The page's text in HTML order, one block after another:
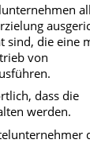
sind, die eine
von
dass die
werden.